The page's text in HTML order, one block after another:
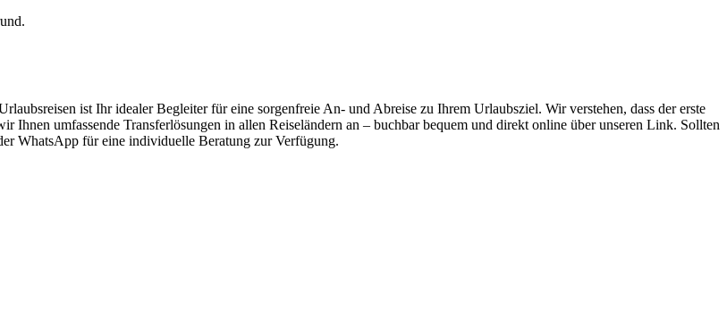
ist Ihr idealer Begleiter für eine sorgenfreie An- und Abreise zu Ihrem Urlaubsziel. Wir verstehen, dass der erste
Ihnen umfassende Transferlösungen in allen Reiseländern an – buchbar bequem und direkt online über unseren Link. Sollten
WhatsApp für eine individuelle Beratung zur Verfügung.